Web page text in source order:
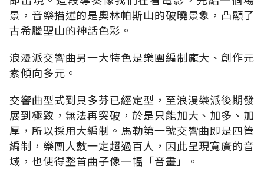
景，音樂描述的是奧林帕斯山的破曉景象，凸顯了
古希臘聖山的神話色彩。
浪漫派交響曲另一大特色是樂團編制龐大、創作元
素傾向多元。
交響曲型式到貝多芬已經定型，至浪漫樂派後期發
展到極致，無法再突破，於是只能加大、加多、加
厚，所以採用大編制。馬勒第一號交響曲即是四管
編制，樂團人數一定超過百人，因此呈現寬廣的音
域，也使得整首曲子像一幅「音畫」。